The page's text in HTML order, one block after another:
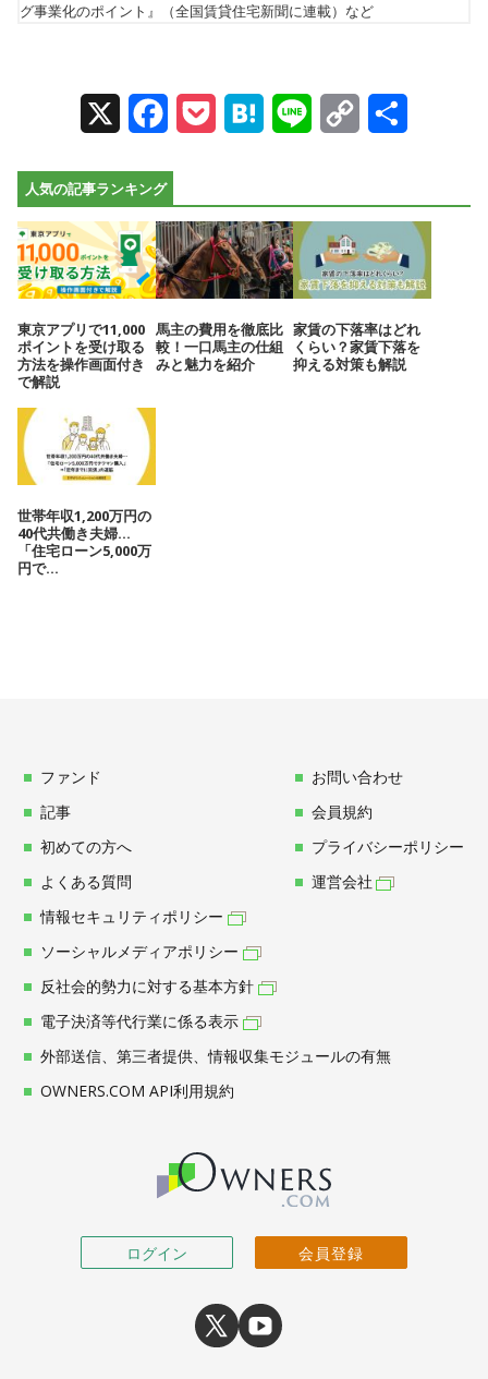
グ事業化のポイント』（全国賃貸住宅新聞に連載）など
Facebook
Pocket Hatena Line
Copy
人気の記事ランキング
東京アプリで11,000
ポイントを受け取る
方法を操作画面付き
で解説
馬主の費用を徹底比
較！一口馬主の仕組
みと魅力を紹介
家賃の下落率はどれ
くらい？家賃下落を
抑える対策も解説
世帯年収1,200万円の
40代共働き夫婦…
「住宅ローン5,000万
円で...
ログイン 会員登録
X
ファンド
記事
初めての方へ
よくある質問
お問い合わせ
会員規約
プライバシーポリシー
運営会社
情報セキュリティポリシー
ソーシャルメディアポリシー
反社会的勢力に対する基本方針
電子決済等代行業に係る表示
外部送信、第三者提供、情報収集モジュールの有無
OWNERS.COM API利用規約